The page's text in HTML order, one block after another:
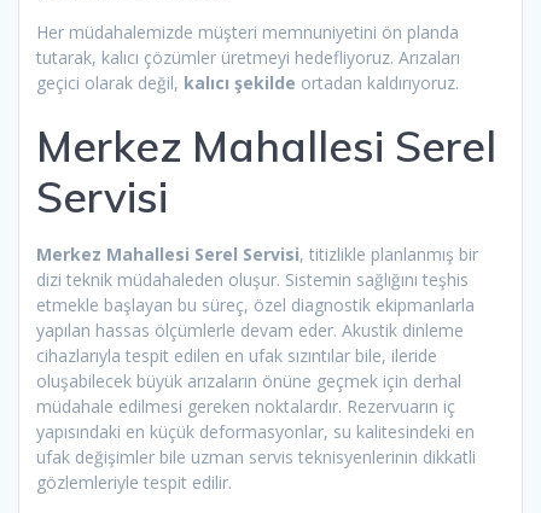
Her müdahalemizde müşteri memnuniyetini ön planda
tutarak, kalıcı çözümler üretmeyi hedefliyoruz. Arızaları
geçici olarak değil, kalıcı şekilde ortadan kaldırıyoruz.
Merkez Mahallesi Serel
Servisi
Merkez Mahallesi Serel Servisi, titizlikle planlanmış bir
dizi teknik müdahaleden oluşur. Sistemin sağlığını teşhis
etmekle başlayan bu süreç, özel diagnostik ekipmanlarla
yapılan hassas ölçümlerle devam eder. Akustik dinleme
cihazlarıyla tespit edilen en ufak sızıntılar bile, ileride
oluşabilecek büyük arızaların önüne geçmek için derhal
müdahale edilmesi gereken noktalardır. Rezervuarın iç
yapısındaki en küçük deformasyonlar, su kalitesindeki en
ufak değişimler bile uzman servis teknisyenlerinin dikkatli
gözlemleriyle tespit edilir.